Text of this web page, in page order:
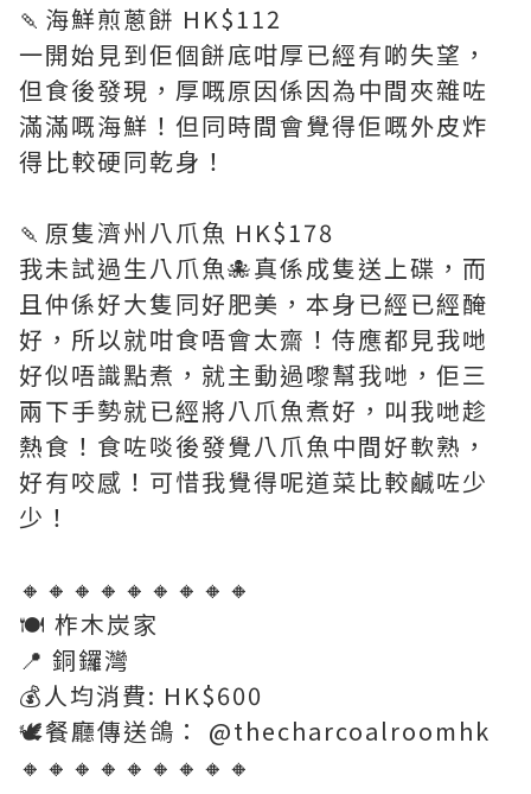
🍡海鮮煎蔥餅 HK$112
一開始見到佢個餅底咁厚已經有啲失望，
但食後發現，厚嘅原因係因為中間夾雜咗
滿滿嘅海鮮！但同時間會覺得佢嘅外皮炸
得比較硬同乾身！
🍡原隻濟州八爪魚 HK$178
我未試過生八爪魚🐙真係成隻送上碟，而
且仲係好大隻同好肥美，本身已經已經醃
好，所以就咁食唔會太齋！侍應都見我哋
好似唔識點煮，就主動過嚟幫我哋，佢三
兩下手勢就已經將八爪魚煮好，叫我哋趁
熱食！食咗啖後發覺八爪魚中間好軟熟，
好有咬感！可惜我覺得呢道菜比較鹹咗少
少！
🔸🔸🔸🔸🔸🔸🔸🔸🔸
🍽 柞木炭家
📍 銅鑼灣
💰人均消費: HK$600
🕊餐廳傳送鴿： @thecharcoalroomhk
🔸🔸🔸🔸🔸🔸🔸🔸🔸